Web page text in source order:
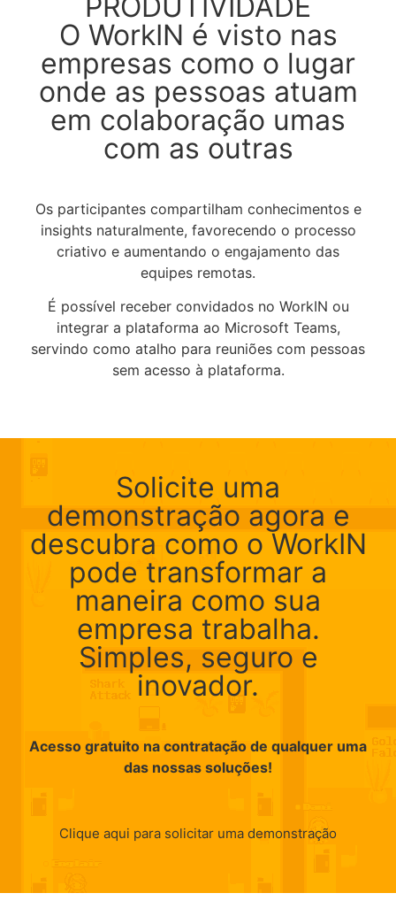
O WorkIN é visto nas
empresas como o lugar
onde as pessoas atuam
em colaboração umas
com as outras
Os participantes compartilham conhecimentos e
insights naturalmente, favorecendo o processo
criativo e aumentando o engajamento das
equipes remotas.
É possível receber convidados no WorkIN ou
integrar a plataforma ao Microsoft Teams,
servindo como atalho para reuniões com pessoas
sem acesso à plataforma.
Solicite uma
demonstração agora e
descubra como o WorkIN
pode transformar a
maneira como sua
empresa trabalha.
Simples, seguro e
inovador.
Acesso gratuito na contratação de qualquer uma
das nossas soluções!
Clique aqui para solicitar uma demonstração